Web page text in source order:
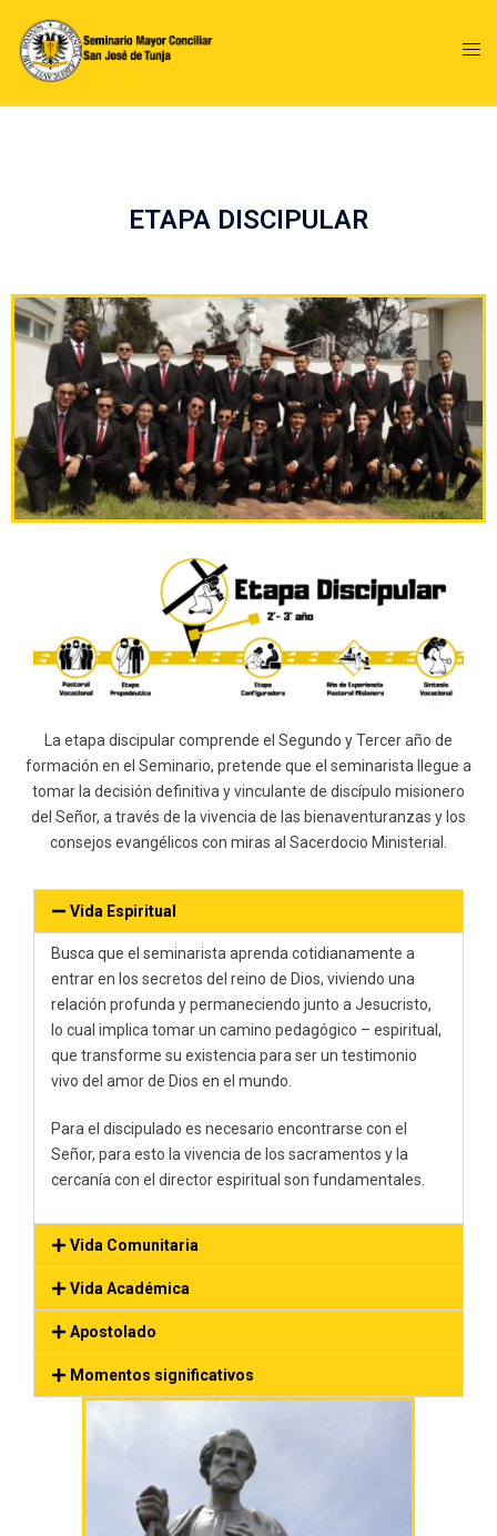
ETAPA DISCIPULAR
La etapa discipular comprende el Segundo y Tercer año de
formación en el Seminario, pretende que el seminarista llegue a
tomar la decisión definitiva y vinculante de discípulo misionero
del Señor, a través de la vivencia de las bienaventuranzas y los
consejos evangélicos con miras al Sacerdocio Ministerial.
Vida Espiritual
Busca que el seminarista aprenda cotidianamente a
entrar en los secretos del reino de Dios, viviendo una
relación profunda y permaneciendo junto a Jesucristo,
lo cual implica tomar un camino pedagógico – espiritual,
que transforme su existencia para ser un testimonio
vivo del amor de Dios en el mundo.
Para el discipulado es necesario encontrarse con el
Señor, para esto la vivencia de los sacramentos y la
cercanía con el director espiritual son fundamentales.
Vida Comunitaria
Vida Académica
Apostolado
Momentos significativos